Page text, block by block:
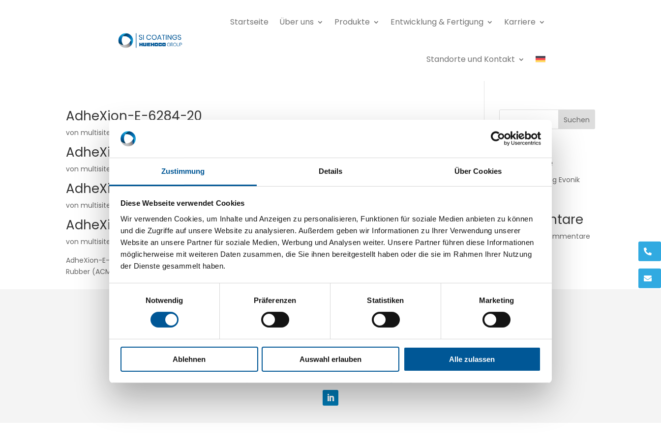
Zustimmung Details Über Cookies
Diese Webseite verwendet Cookies
Wir verwenden Cookies, um Inhalte und Anzeigen zu personalisieren, Funktionen für soziale Medien anbieten zu können
und die Zugriffe auf unsere Website zu analysieren. Außerdem geben wir Informationen zu Ihrer Verwendung unserer
Website an unsere Partner für soziale Medien, Werbung und Analysen weiter. Unsere Partner führen diese Informationen
möglicherweise mit weiteren Daten zusammen, die Sie ihnen bereitgestellt haben oder die sie im Rahmen Ihrer Nutzung
der Dienste gesammelt haben.
Notwendig
Präferenzen Statistiken Marketing
Ablehnen Auswahl erlauben Alle zulassen
Startseite Über uns Produkte Entwicklung & Fertigung Karriere
Standorte und Kontakt
AdheXion-E-6284-20
vonmultisite Mai 19, 2026
AdheXion-E-6280-20
vonmultisite
AdheXion-E-6181-20
vonmultisite Mai 19, 2026
AdheXion-E-6050-20
vonmultisite
Mai 19, 2026
AdheXion-E-6050-20 ist kompatibel mit Chloroprene Rubber (CR) Acrylonitrile-Butadiene Rubber (NBR) Acrylic
Rubber (ACM) NE-Metals Steel Plastics
Suchen
Neueste
Beiträge
Pressemitteilung Evonik
Kommentare
Es sind keine Kommentare
vorhanden.
Mählersbeck 83, 42279 Wuppertal
Telefon:+49 202 281519-0| Fax: +49 202 281519-20 | E-Mail:info@si-coatings.com